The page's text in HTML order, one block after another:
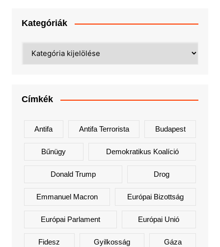
Kategóriák
Címkék
Antifa Antifa Terrorista Budapest
Bűnügy Demokratikus Koalíció
Donald Trump Drog
Emmanuel Macron Európai Bizottság
Európai Parlament Európai Unió
Fidesz Gyilkosság Gáza